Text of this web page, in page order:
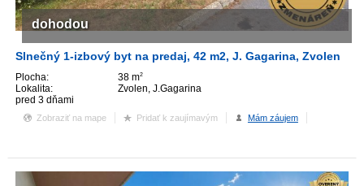
Slnečný 1-izbový byt na predaj, 42 m2, J. Gagarina, Zvolen
Plocha: 38 m2
Lokalita:
Zvolen, J.Gagarina
pred 3 dňami
dohodou
Zobraziť na mape Pridať k zaujímavým Mám záujem